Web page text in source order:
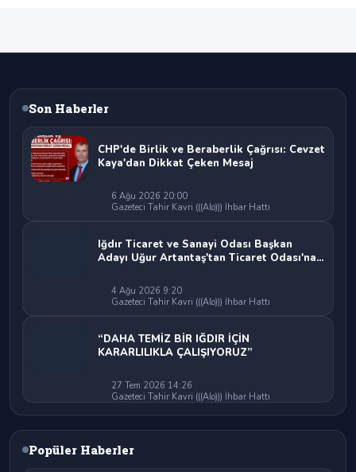
Son Haberler
CHP'de Birlik ve Beraberlik Çağrısı: Cevzet
Kaya'dan Dikkat Çeken Mesaj
6 Ağu 2026 20:00
Gazeteci Tahir Kavri (((Alo))) İhbar Hattı
Iğdır Ticaret ve Sanayi Odası Başkan
Adayı Uğur Artantaş'tan Ticaret Odası'na
Bırakılamaz"
4 Ağu 2026 9:20
Gazeteci Tahir Kavri (((Alo))) İhbar Hattı
“DAHA TEMİZ BİR IĞDIR İÇİN
KARARLILIKLA ÇALIŞIYORUZ”
27 Tem 2026 14:26
Gazeteci Tahir Kavri (((Alo))) İhbar Hattı
Popüler Haberler